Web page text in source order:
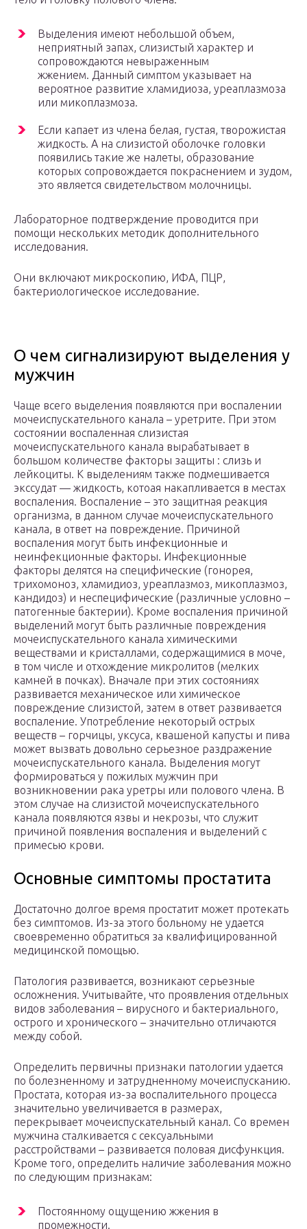
Выделения имеют небольшой объем,
неприятный запах, слизистый характер и
сопровождаются невыраженным
жжением. Данный симптом указывает на
вероятное развитие хламидиоза, уреаплазмоза
или микоплазмоза.
Если капает из члена белая, густая, творожистая
жидкость. А на слизистой оболочке головки
появились такие же налеты, образование
которых сопровождается покраснением и зудом,
это является свидетельством молочницы.
Лабораторное подтверждение проводится при
помощи нескольких методик дополнительного
исследования.
Они включают микроскопию, ИФА, ПЦР,
бактериологическое исследование.
О чем сигнализируют выделения у
мужчин
Чаще всего выделения появляются при воспалении
мочеиспускательного канала – уретрите. При этом
состоянии воспаленная слизистая
мочеиспускательного канала вырабатывает в
большом количестве факторы защиты : слизь и
лейкоциты. К выделениям также подмешивается
экссудат — жидкость, котоая накапливается в местах
воспаления. Воспаление – это защитная реакция
организма, в данном случае мочеиспускательного
канала, в ответ на повреждение. Причиной
воспаления могут быть инфекционные и
неинфекционные факторы. Инфекционные
факторы делятся на специфические (гонорея,
трихомоноз, хламидиоз, уреаплазмоз, микоплазмоз,
кандидоз) и неспецифические (различные условно –
патогенные бактерии). Кроме воспаления причиной
выделений могут быть различные повреждения
мочеиспускательного канала химическими
веществами и кристаллами, содержащимися в моче,
в том числе и отхождение микролитов (мелких
камней в почках). Вначале при этих состояниях
развивается механическое или химическое
повреждение слизистой, затем в ответ развивается
воспаление. Употребление некоторый острых
веществ – горчицы, уксуса, квашеной капусты и пива
может вызвать довольно серьезное раздражение
мочеиспускательного канала. Выделения могут
формироваться у пожилых мужчин при
возникновении рака уретры или полового члена. В
этом случае на слизистой мочеиспускательного
канала появляются язвы и некрозы, что служит
причиной появления воспаления и выделений с
примесью крови.
Основные симптомы простатита
Достаточно долгое время простатит может протекать
без симптомов. Из-за этого больному не удается
своевременно обратиться за квалифицированной
медицинской помощью.
Патология развивается, возникают серьезные
осложнения. Учитывайте, что проявления отдельных
видов заболевания – вирусного и бактериального,
острого и хронического – значительно отличаются
между собой.
Определить первичны признаки патологии удается
по болезненному и затрудненному мочеиспусканию.
Простата, которая из-за воспалительного процесса
значительно увеличивается в размерах,
перекрывает мочеиспускательный канал. Со времен
мужчина сталкивается с сексуальными
расстройствами – развивается половая дисфункция.
Кроме того, определить наличие заболевания можно
по следующим признакам:
Постоянному ощущению жжения в
промежности.